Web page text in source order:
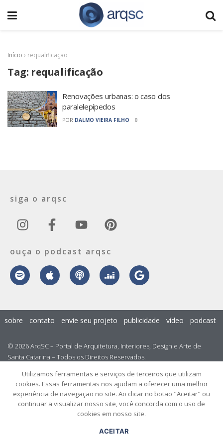
Início › requalificação
Tag: requalificação
Renovações urbanas: o caso dos
paralelepípedos
POR DALMO VIEIRA FILHO 0
siga o arqsc
ouça o podcast arqsc
© 2026 ArqSC – Portal de Arquitetura, Interiores, Design e Arte de
Santa Catarina – Todos os Direitos Reservados.
sobre contato envie seu projeto publicidade vídeo podcast
Utilizamos ferramentas e serviços de terceiros que utilizam
cookies. Essas ferramentas nos ajudam a oferecer uma melhor
experiência de navegação no site. Ao clicar no botão "Aceitar" ou
continuar a visualizar nosso site, você concorda com o uso de
cookies em nosso site.
ACEITAR